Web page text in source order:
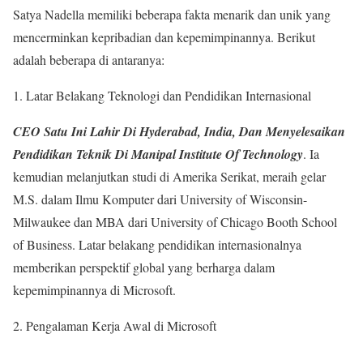
Satya Nadella memiliki beberapa fakta menarik dan unik yang
mencerminkan kepribadian dan kepemimpinannya. Berikut
adalah beberapa di antaranya:
1. Latar Belakang Teknologi dan Pendidikan Internasional
CEO Satu Ini Lahir Di Hyderabad, India, Dan Menyelesaikan
Pendidikan Teknik Di Manipal Institute Of Technology. Ia
kemudian melanjutkan studi di Amerika Serikat, meraih gelar
M.S. dalam Ilmu Komputer dari University of Wisconsin-
Milwaukee dan MBA dari University of Chicago Booth School
of Business. Latar belakang pendidikan internasionalnya
memberikan perspektif global yang berharga dalam
kepemimpinannya di Microsoft.
2. Pengalaman Kerja Awal di Microsoft